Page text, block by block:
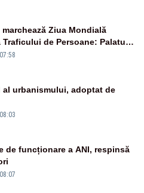
Ziua Mondială
Traficului de Persoane: Palatul
în albastru
al urbanismului, adoptat de
de funcționare a ANI, respinsă